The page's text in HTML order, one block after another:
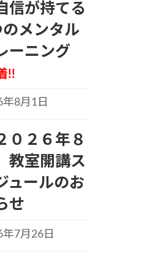
信が持てる
メンタル
ーニング
!!
年8月1日
０２６年８
教室開講ス
ュールのお
せ
年7月26日